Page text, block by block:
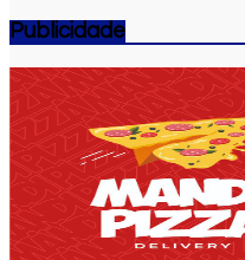
Publicidade